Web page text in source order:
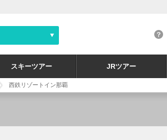
スキーツアー JRツアー
西鉄リゾートイン那覇